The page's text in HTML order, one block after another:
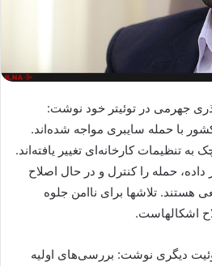
جهرمی در توئیتر خود نوشت:
با حمله سایبری مواجه شده‌اند.
تنظیمات کارخانه‌ای تغییر یافته‌اند.
داده، حمله را کنترل و در حال اصلاح
هستند. تلاشها برای ناامن جلوه
اشکالهاست.
دیگری نوشت: بررسی‌های اولیه